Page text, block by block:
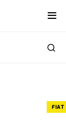
FIAT